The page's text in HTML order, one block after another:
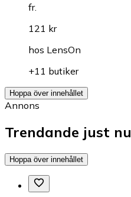
fr.
121 kr
hos LensOn
+11 butiker
Hoppa över innehållet
Annons
Trendande just nu
Hoppa över innehållet